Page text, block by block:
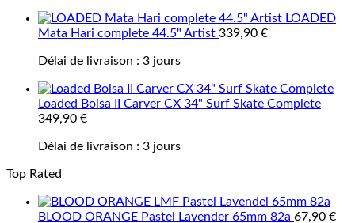
LOADED
Mata Hari complete 44.5" Artist 339,90 €
Délai de livraison : 3 jours
Loaded Bolsa II Carver CX 34" Surf Skate Complete
349,90 €
Délai de livraison : 3 jours
Top Rated
BLOOD ORANGE Pastel Lavender 65mm 82a 67,90 €